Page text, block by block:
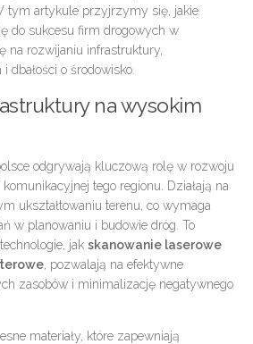
tym artykule przyjrzymy się, jakie
do sukcesu firm drogowych w
na rozwijaniu infrastruktury,
dbałości o środowisko.
na wysokim
odgrywają kluczową rolę w rozwoju
tego regionu. Działają na
ukształtowaniu terenu, co wymaga
w planowaniu i budowie dróg. To
jak skanowanie laserowe
, pozwalają na efektywne
zasobów i minimalizację negatywnego
materiały, które zapewniają